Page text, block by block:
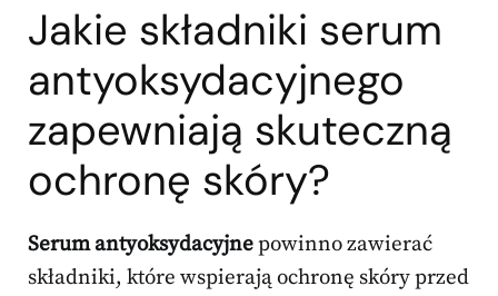
Jakie składniki serum
antyoksydacyjnego
zapewniają skuteczną
ochronę skóry?
Serum antyoksydacyjnepowinno zawierać
składniki, które wspierają ochronę skóry przed